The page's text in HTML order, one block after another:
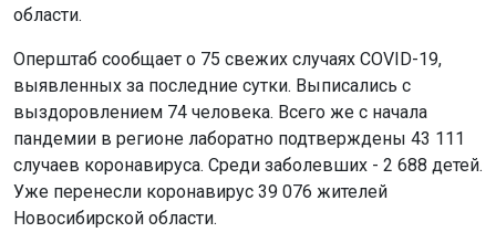
области.
Оперштаб сообщает о 75 свежих случаях COVID-19,
выявленных за последние сутки. Выписались с
выздоровлением 74 человека. Всего же с начала
пандемии в регионе лаборатно подтверждены 43 111
случаев коронавируса. Среди заболевших - 2 688 детей.
Уже перенесли коронавирус 39 076 жителей
Новосибирской области.